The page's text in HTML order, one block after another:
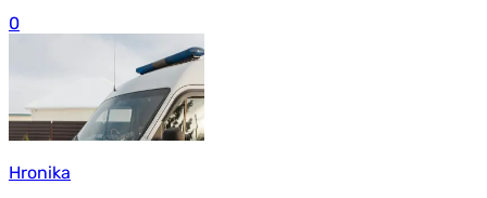
0
Hronika